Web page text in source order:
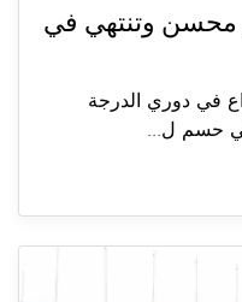
محسن وتنتهي في
في دوري الدرجة
في حسم ل...